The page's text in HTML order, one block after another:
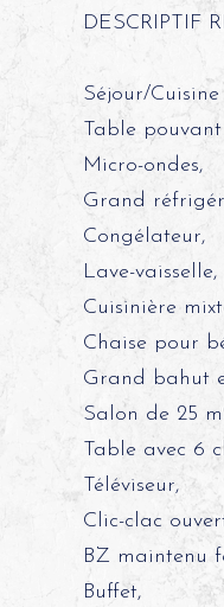
DESCRIPTIF
Séjour/
Table pouvant
Micro-ondes,
Grand
Congélateur,
Lave-vaisselle,
Cuisinière
Chaise pour
Grand bahut
Salon de 25
Table avec 6
Téléviseur,
Clic-clac
BZ maintenu
Buffet,